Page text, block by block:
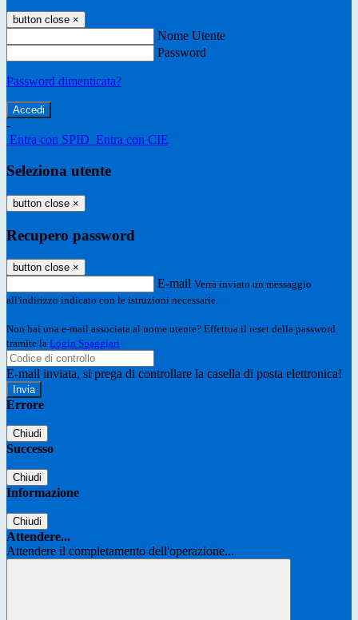
button close ×
Nome Utente
Password
Password dimenticata?
-
Entra con SPID Entra con CIE
Seleziona utente
button close ×
Recupero password
button close ×
E-mail Verrà inviato un messaggio
all'indirizzo indicato con le istruzioni necessarie.
Non hai una e-mail associata al nome utente? Effettua il reset della password
tramite la Login Spaggiari
E-mail inviata, si prega di controllare la casella di posta elettronica!
Errore
Chiudi
Successo
Chiudi
Informazione
Chiudi
Attendere...
Attendere il completamento dell'operazione...